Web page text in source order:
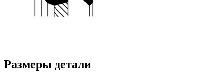
Размеры детали